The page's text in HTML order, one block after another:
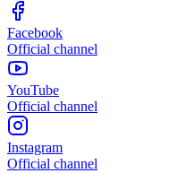
Facebook
Official channel
YouTube
Official channel
Instagram
Official channel